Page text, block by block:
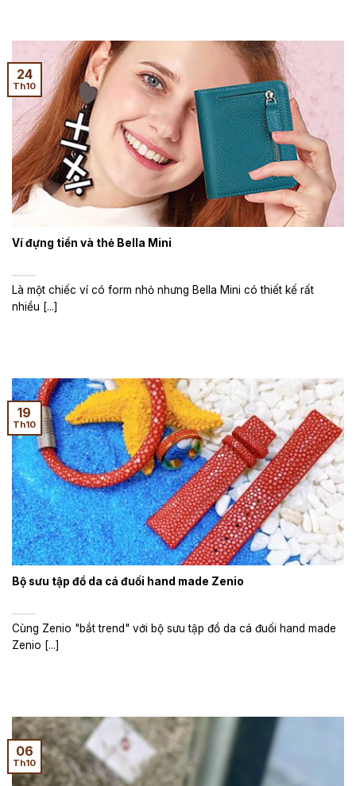
Ví đựng tiền và thẻ Bella Mini
Là một chiếc ví có form nhỏ nhưng Bella Mini có thiết kế rất
nhiều [...]
24
Th10
Bộ sưu tập đồ da cá đuối hand made Zenio
Cùng Zenio "bắt trend" với bộ sưu tập đồ da cá đuối hand made
Zenio [...]
19
Th10
06
Th10